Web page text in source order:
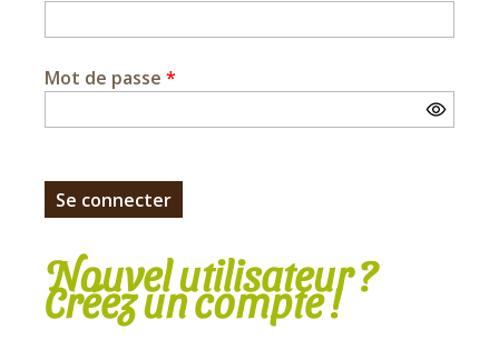
Mot de passe *
Nouvel utilisateur ?
Créez un compte !